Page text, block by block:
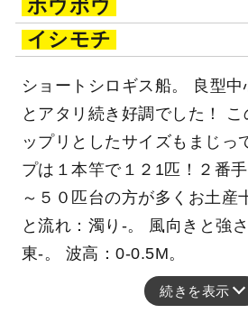
ホウボウ
イシモチ
ショートシロギス船。 良型
とアタリ続き好調でした！
ップリとしたサイズもまじっ
プは１本竿で１２1匹！２番
～５０匹台の方が多くお土産
と流れ：濁り-。 風向きと強
東-。 波高：0-0.5M。
続きを表示